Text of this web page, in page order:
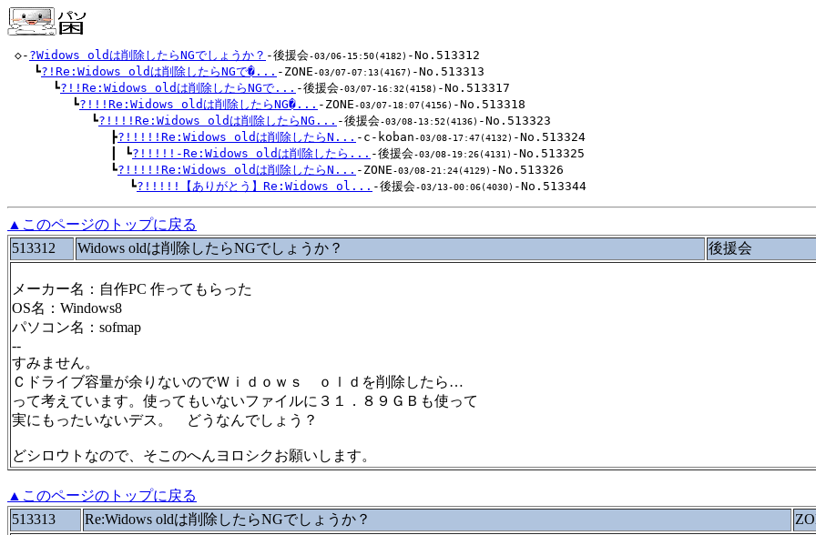
◇- ?Widows oldは削除したらNGでしょうか？ -後援会-03/06-15:50(4182) -No.513312
┗?!Re:Widows oldは削除したらNGで�... -ZONE-03/07-07:13(4167) -No.513313
┗?!!Re:Widows oldは削除したらNGで... -後援会-03/07-16:32(4158) -No.513317
┗?!!!Re:Widows oldは削除したらNG�... -ZONE-03/07-18:07(4156) -No.513318
┗?!!!!Re:Widows oldは削除したらNG... -後援会-03/08-13:52(4136) -No.513323
┣?!!!!!Re:Widows oldは削除したらN... -c-koban-03/08-17:47(4132) -No.513324
┃ ┗?!!!!!-Re:Widows oldは削除したら... -後援会-03/08-19:26(4131) -No.513325
┗?!!!!!Re:Widows oldは削除したらN... -ZONE-03/08-21:24(4129) -No.513326
┗?!!!!!【ありがとう】Re:Widows ol... -後援会-03/13-00:06(4030)
▲このページのトップに戻る
513312
Widows oldは削除したらNGでしょうか？ 後援会
メーカー名：自作PC 作ってもらった
OS名：Windows8
パソコン名：sofmap
--
すみません。
Ｃドライブ容量が余りないのでＷｉｄｏｗｓ ｏｌｄを削除したら…
って考えています。使ってもいないファイルに３１．８９ＧＢも使って
実にもったいないデス。 どうなんでしょう？
どシロウトなので、そこのへんヨロシクお願いします。
▲このページのトップに戻る
513313
Re:Widows oldは削除したらNGでしょうか？